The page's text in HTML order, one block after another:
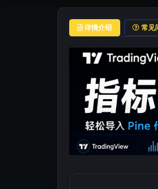
详情介绍 常见